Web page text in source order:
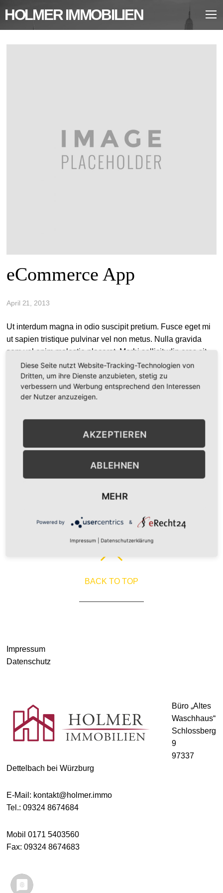
HOLMER IMMOBILIEN
eCommerce App
April 21, 2013
Ut interdum magna in odio suscipit pretium. Fusce eget mi
ut sapien tristique pulvinar vel non metus. Nulla gravida
sem vel enim molestie placerat. Morbi sollicitudin eros sit
amet elit condimentum egestas.
Locator
BACK TO TOP
Impressum
Datenschutz
Büro „Altes
Waschhaus“
Schlossberg
9
97337
Dettelbach bei Würzburg
E-Mail: kontakt@holmer.immo
Tel.: 09324 8674684
Mobil 0171 5403560
Fax: 09324 8674683
Diese Seite nutzt Website-Tracking-Technologien von
Dritten, um ihre Dienste anzubieten, stetig zu
verbessern und Werbung entsprechend den Interessen
der Nutzer anzuzeigen.
AKZEPTIEREN
ABLEHNEN
MEHR
Powered by &
Impressum Datenschutzerklärung